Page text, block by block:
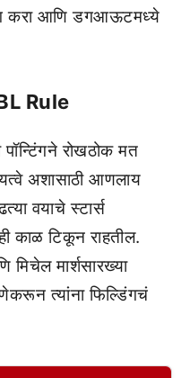
करा आणि डगआऊटमध्ये
Rule
पॉन्टिंगने रोखठोक मत
अशासाठी आणलाय
वयाचे स्टार्स
टिकून राहतील.
मिचेल मार्शसारख्या
त्यांना फिल्डिंगचं